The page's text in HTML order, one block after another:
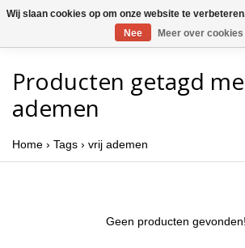
Producten getagd
ademen
Home › Tags › vrij ademen
Geen producten
Wij slaan cookies op om onze website te
Nee
Meer over cookies